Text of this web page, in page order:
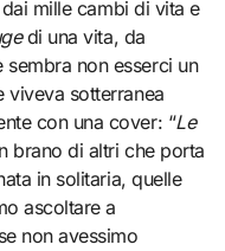
mille cambi di vita e
di una vita, da
non esserci un
viveva sotterranea
con una cover: “Le
brano di altri che porta
in solitaria, quelle
ascoltare a
non avessimo